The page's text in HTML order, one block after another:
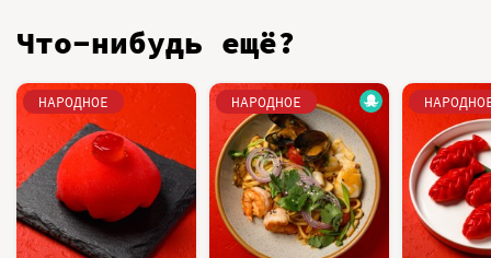
Что-нибудь ещё?
НАРОДНОЕ НАРОДНОЕ